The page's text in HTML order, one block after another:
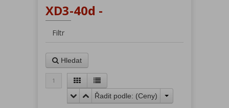
XD3-40d -
Filtr
Hledat
1
Řadit podle: (Ceny)